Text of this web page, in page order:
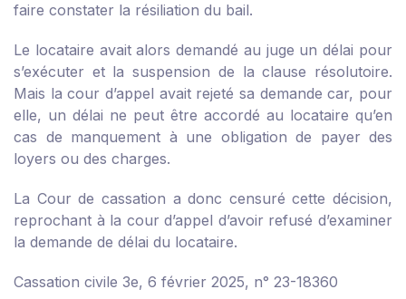
faire constater la résiliation du bail.
Le locataire avait alors demandé au juge un délai pour
s’exécuter et la suspension de la clause résolutoire.
Mais la cour d’appel avait rejeté sa demande car, pour
elle, un délai ne peut être accordé au locataire qu’en
cas de manquement à une obligation de payer des
loyers ou des charges.
La Cour de cassation a donc censuré cette décision,
reprochant à la cour d’appel d’avoir refusé d’examiner
la demande de délai du locataire.
Cassation civile 3e, 6 février 2025, n° 23-18360